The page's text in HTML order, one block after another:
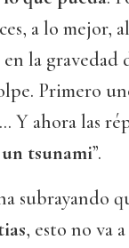
a lo mejor,
en la gravedad
Primero
Y ahora las
tsunami”.
subrayando
, esto no va